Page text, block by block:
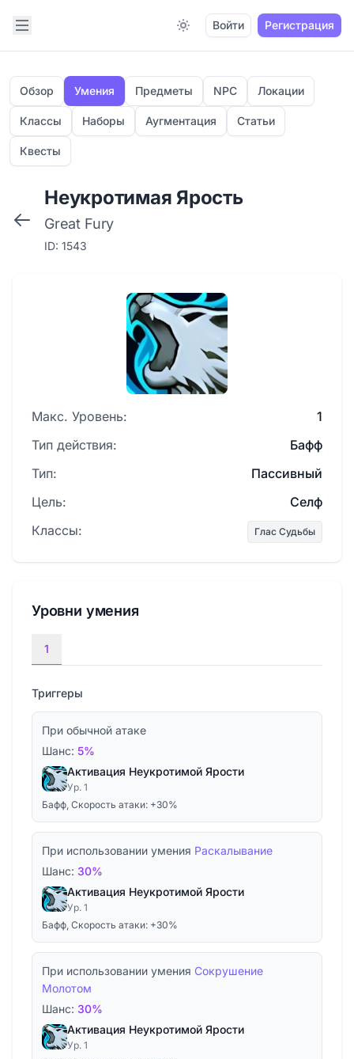
Open sidebar
Switch to light / dark version
Войти Регистрация
Обзор Умения Предметы NPC Локации
Классы Наборы Аугментация Статьи
Квесты
Неукротимая Ярость
Great Fury
ID: 1543
Макс. Уровень:
1
Тип действия:
Бафф
Тип:
Пассивный
Цель:
Селф
Классы:
Глас Судьбы
Уровни умения
1
Триггеры
При обычной атаке
Шанс: 5%
Активация Неукротимой Ярости
Ур. 1
Бафф, Скорость атаки: +30%
При использовании умения Раскалывание
Шанс: 30%
Активация Неукротимой Ярости
Ур. 1
Бафф, Скорость атаки: +30%
При использовании умения Сокрушение
Молотом
Шанс: 30%
Активация Неукротимой Ярости
Ур. 1